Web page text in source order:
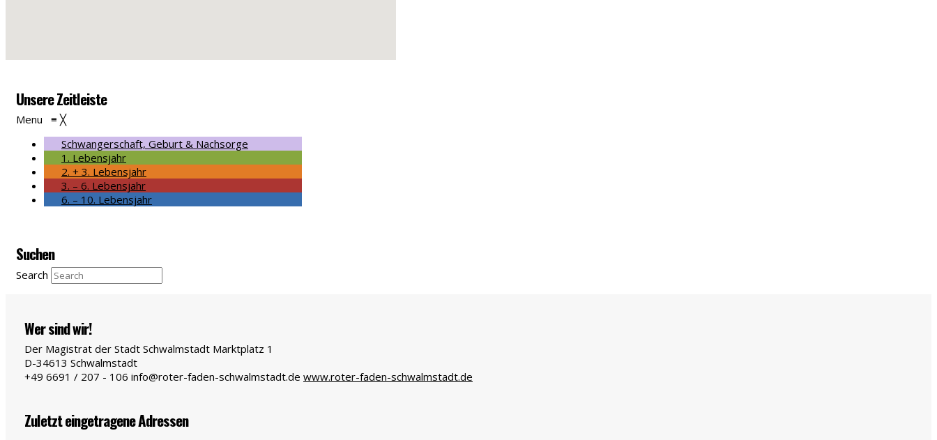
Unsere Zeitleiste
Menu ≡ ╳
Schwangerschaft, Geburt & Nachsorge
1. Lebensjahr
2. + 3. Lebensjahr
3. – 6. Lebensjahr
6. – 10. Lebensjahr
Suchen
Search
Wer sind wir!
Der Magistrat der Stadt Schwalmstadt Marktplatz 1
D-34613 Schwalmstadt
+49 6691 / 207 - 106 info@roter-faden-schwalmstadt.de www.roter-faden-schwalmstadt.de
Zuletzt eingetragene Adressen